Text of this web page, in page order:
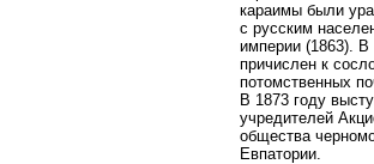
караимы были
с русским
империи (1863). В
причислен к
потомственных
В 1873 году
учредителей
общества
Евпатории.